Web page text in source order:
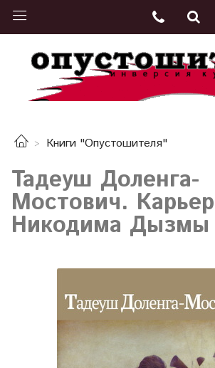
Книги "Опустошителя"
Тадеуш Доленга-
Мостович.
Никодима Дызмы